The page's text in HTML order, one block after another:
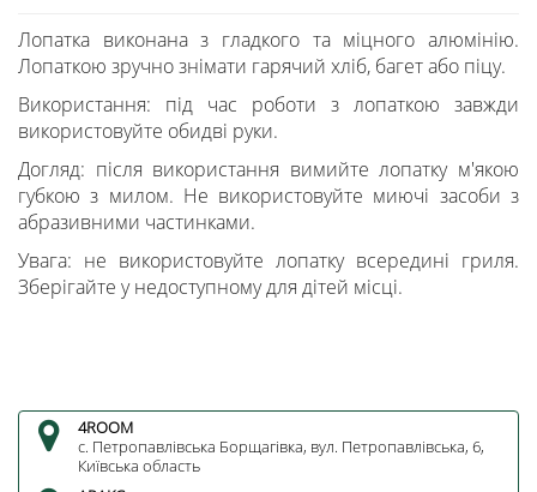
Лопатка виконана з гладкого та міцного алюмінію.
Лопаткою зручно знімати гарячий хліб, багет або піцу.
Використання: під час роботи з лопаткою завжди
використовуйте обидві руки.
Догляд: після використання вимийте лопатку м'якою
губкою з милом. Не використовуйте миючі засоби з
абразивними частинками.
Увага: не використовуйте лопатку всередині гриля.
Зберігайте у недоступному для дітей місці.
4ROOM
c. Петропавлівська Борщагівка, вул. Петропавлівська, 6,
Київська область